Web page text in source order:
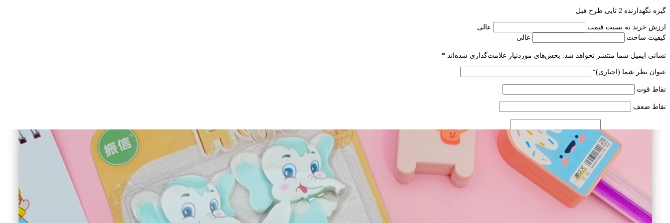
گیره نگهدارنده 2 تایی طرح فیل
ارزش خرید به نسبت قیمت
عالی
کیفیت ساخت
عالی
نشانی ایمیل شما منتشر نخواهد شد. بخش‌های موردنیاز علامت‌گذاری شده‌اند *
عنوان نظر شما (اجباری)*
نقاط قوت
نقاط ضعف
متن نظر شما (اجباری)
ذخیره نام، ایمیل و وبسایت من در مرورگر برای زمانی که دوباره دیدگاهی می‌نویسم.